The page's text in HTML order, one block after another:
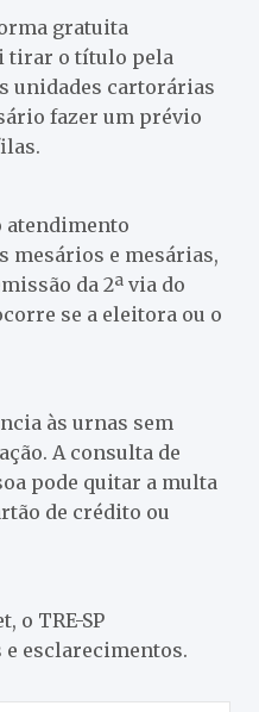
gratuita
tirar o título pela
unidades cartorárias
fazer um prévio
atendimento
mesários e mesárias,
da 2ª via do
se a eleitora ou o
às urnas sem
A consulta de
pode quitar a multa
de crédito ou
o TRE-SP
esclarecimentos.